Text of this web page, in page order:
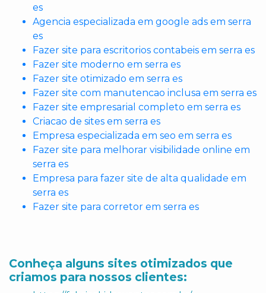
es
Agencia especializada em google ads em serra
es
Fazer site para escritorios contabeis em serra es
Fazer site moderno em serra es
Fazer site otimizado em serra es
Fazer site com manutencao inclusa em serra es
Fazer site empresarial completo em serra es
Criacao de sites em serra es
Empresa especializada em seo em serra es
Fazer site para melhorar visibilidade online em
serra es
Empresa para fazer site de alta qualidade em
serra es
Fazer site para corretor em serra es
Conheça alguns sites otimizados que
criamos para nossos clientes: